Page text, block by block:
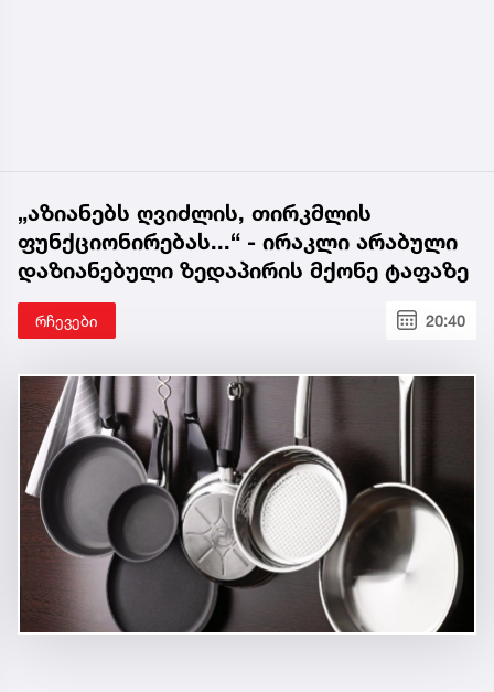
„აზიანებს ღვიძლის, თირკმლის
ფუნქციონირებას...“ - ირაკლი არაბული
დაზიანებული ზედაპირის მქონე ტაფაზე
რჩევები 20:40